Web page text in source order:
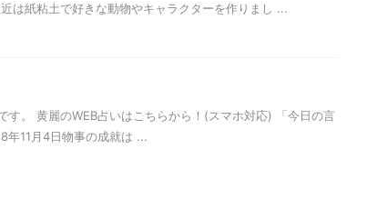
は紙粘土で好きな動物やキャラクターを作りまし ...
す。 黄麗のWEB占いはこちらから！(スマホ対応) 「今日の言
11月4日物事の成就は ...